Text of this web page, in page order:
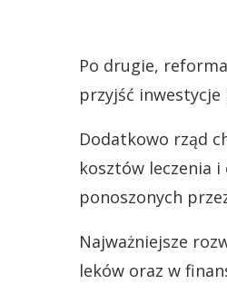
Po drugie,
przyjść
Dodatkowo rząd
kosztów leczenia i
ponoszonych
Najważniejsze
leków oraz w